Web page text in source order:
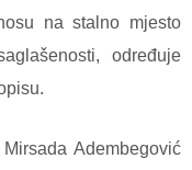
na stalno mjesto
određuje
Adembegović